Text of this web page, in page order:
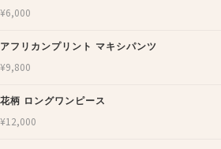
¥6,000
アフリカンプリント マキシパンツ
¥9,800
花柄 ロングワンピース
¥12,000